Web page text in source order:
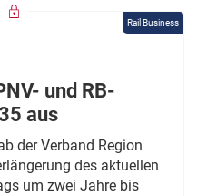
Rail Business
und RB-
aus
der Verband Region
des aktuellen
um zwei Jahre bis